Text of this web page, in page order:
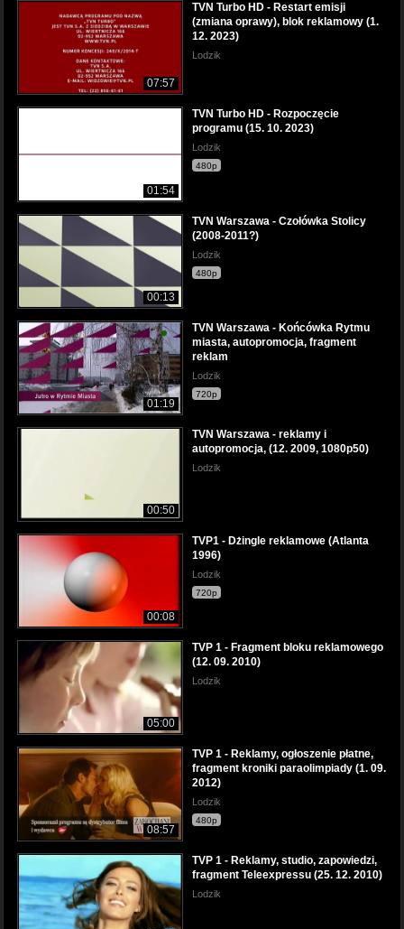
07:57
TVN Turbo HD - Restart emisji
(zmiana oprawy), blok reklamowy (1.
12. 2023)
Lodzik
01:54
TVN Turbo HD - Rozpoczęcie
programu (15. 10. 2023)
Lodzik
480p
00:13
TVN Warszawa - Czołówka Stolicy
(2008-2011?)
Lodzik
480p
01:19
TVN Warszawa - Końcówka Rytmu
miasta, autopromocja, fragment
reklam
Lodzik
720p
00:50
TVN Warszawa - reklamy i
autopromocja, (12. 2009, 1080p50)
Lodzik
00:08
TVP1 - Dżingle reklamowe (Atlanta
1996)
Lodzik
720p
05:00
TVP 1 - Fragment bloku reklamowego
(12. 09. 2010)
Lodzik
08:57
TVP 1 - Reklamy, ogłoszenie płatne,
fragment kroniki paraolimpiady (1. 09.
2012)
Lodzik
480p
TVP 1 - Reklamy, studio, zapowiedzi,
fragment Teleexpressu (25. 12. 2010)
Lodzik